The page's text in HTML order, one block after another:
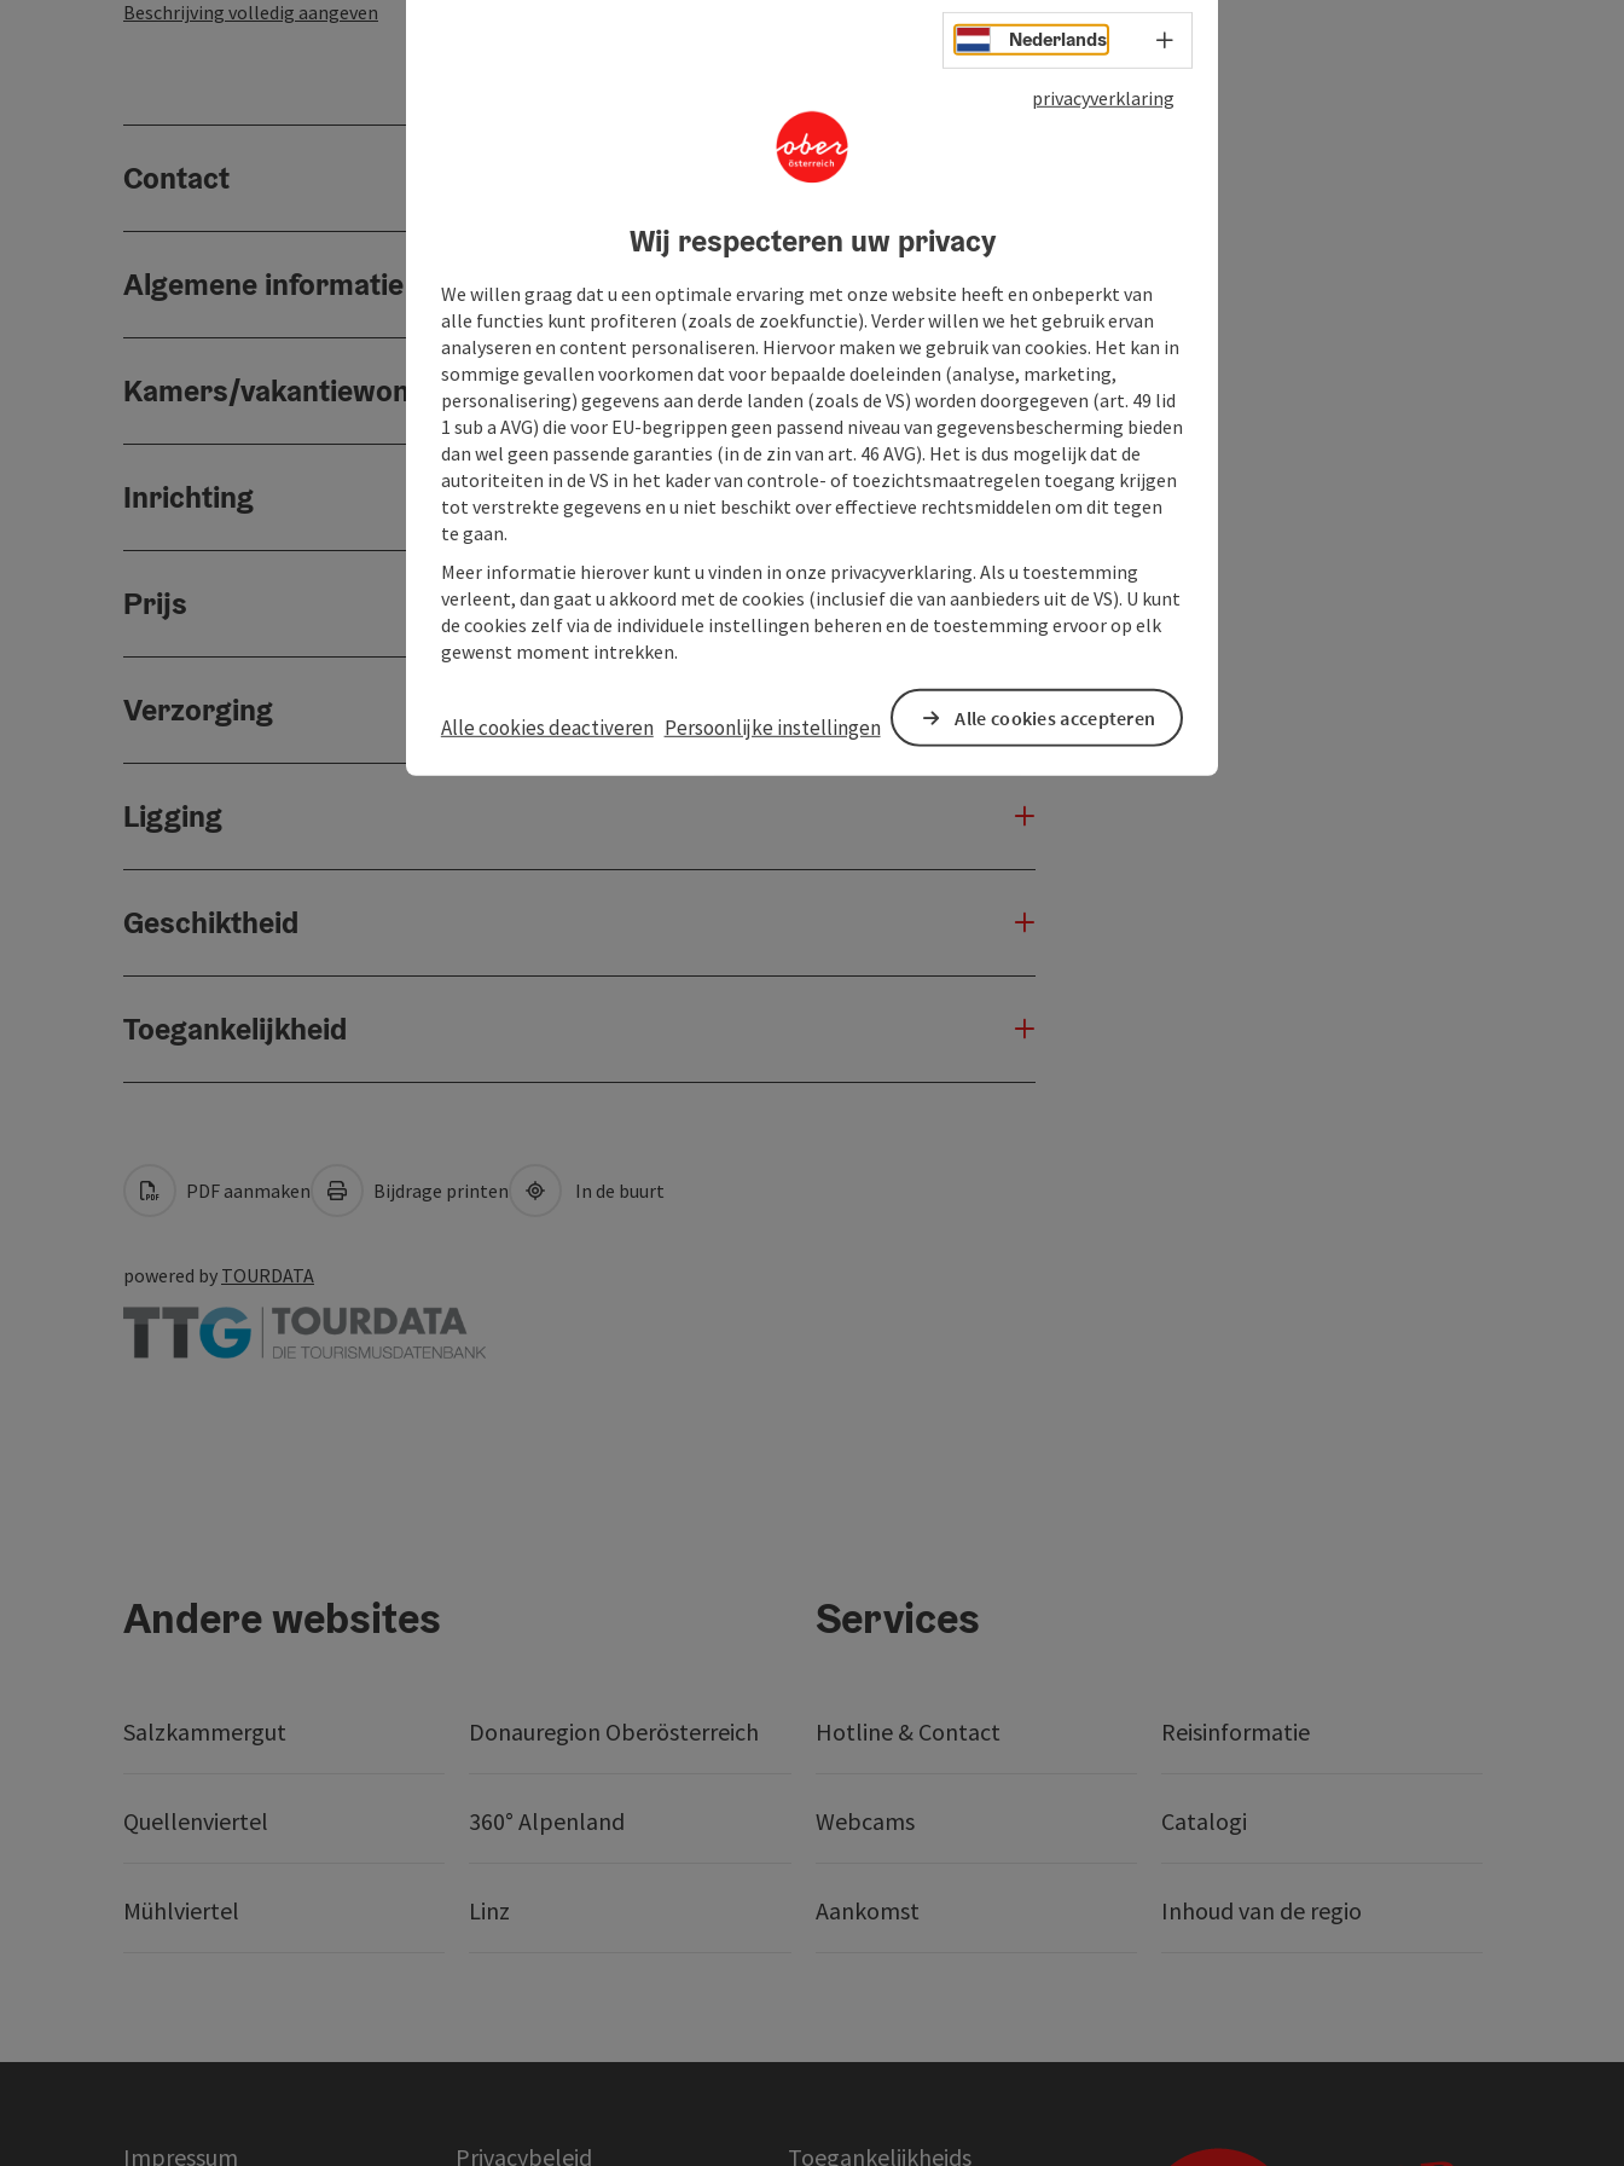
Beschrijving volledig aangeven
Contact
Algemene informatie
Kamers/vakantiewoningen
Inrichting
Prijs
Verzorging
Ligging
Geschiktheid
Toegankelijkheid
PDF aanmaken Bijdrage printen In de buurt
powered by TOURDATA
Andere websites
Salzkammergut Donauregion Oberösterreich
Quellenviertel 360° Alpenland
Mühlviertel Linz
Services
Hotline & Contact Reisinformatie
Webcams Catalogi
Aankomst Inhoud van de regio
Impressum Privacybeleid Toegankelijkheids
Nederlands Taalkeuze - menu openen
privacyverklaring
Wij respecteren uw privacy
We willen graag dat u een optimale ervaring met onze website heeft en onbeperkt van
alle functies kunt profiteren (zoals de zoekfunctie). Verder willen we het gebruik ervan
analyseren en content personaliseren. Hiervoor maken we gebruik van cookies. Het kan in
sommige gevallen voorkomen dat voor bepaalde doeleinden (analyse, marketing,
personalisering) gegevens aan derde landen (zoals de VS) worden doorgegeven (art. 49 lid
1 sub a AVG) die voor EU-begrippen geen passend niveau van gegevensbescherming bieden
dan wel geen passende garanties (in de zin van art. 46 AVG). Het is dus mogelijk dat de
autoriteiten in de VS in het kader van controle- of toezichtsmaatregelen toegang krijgen
tot verstrekte gegevens en u niet beschikt over effectieve rechtsmiddelen om dit tegen
te gaan.
Meer informatie hierover kunt u vinden in onze privacyverklaring. Als u toestemming
verleent, dan gaat u akkoord met de cookies (inclusief die van aanbieders uit de VS). U kunt
de cookies zelf via de individuele instellingen beheren en de toestemming ervoor op elk
gewenst moment intrekken.
Alle cookies deactiveren Persoonlijke instellingen Alle cookies accepteren